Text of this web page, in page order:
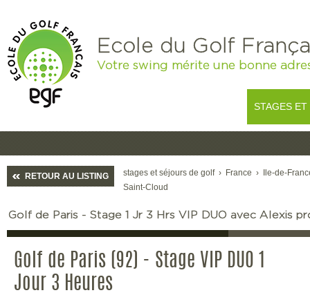
Ecole du Golf
Votre swing mérite une bonne
STAGES
RETOUR AU LISTING stages et séjours de golf › France ›
Ile-de-
Saint-Cloud
Golf de Paris - Stage 1 Jr 3 Hrs VIP DUO avec Alexis
Golf de Paris (92) - Stage VIP DUO 1
Jour 3 Heures